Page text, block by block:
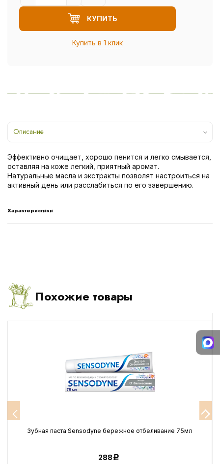
КУПИТЬ
Купить в 1 клик
Описание
Эффективно очищает, хорошо пенится и легко смывается,
оставляя на коже легкий, приятный аромат.
Натуральные масла и экстракты позволят настроиться на
активный день или расслабиться по его завершению.
Характеристики
Похожие товары
Зубная паста Sensodyne бережное отбеливание 75мл
288Р